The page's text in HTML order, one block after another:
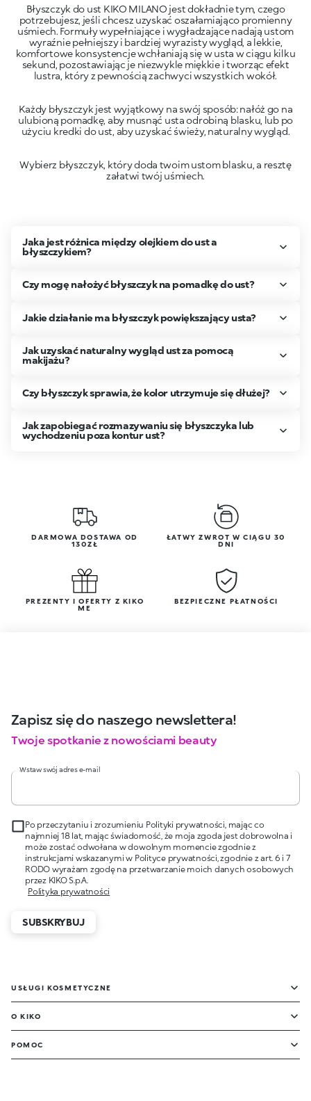
Błyszczyk do ust KIKO MILANO jest dokładnie tym, czego
potrzebujesz, jeśli chcesz uzyskać oszałamiająco promienny
uśmiech. Formuły wypełniające i wygładzające nadają ustom
wyraźnie pełniejszy i bardziej wyrazisty wygląd, a lekkie,
komfortowe konsystencje wchłaniają się w usta w ciągu kilku
sekund, pozostawiając je niezwykle miękkie i tworząc efekt
Każdy błyszczyk jest wyjątkowy na swój sposób: nałóż go na
ulubioną pomadkę, aby musnąć usta odrobiną blasku, lub po
Wybierz błyszczyk, który doda twoim ustom blasku, a resztę
załatwi twój uśmiech.
Jaka jest różnica między olejkiem do ust a
błyszczykiem?
Czy mogę nałożyć błyszczyk na pomadkę do ust?
Jakie działanie ma błyszczyk powiększający usta?
Jak uzyskać naturalny wygląd ust za pomocą
makijażu?
Czy błyszczyk sprawia, że kolor utrzymuje się dłużej?
Jak zapobiegać rozmazywaniu się błyszczyka lub
wychodzeniu poza kontur ust?
DARMOWA DOSTAWA OD
130ZŁ
ŁATWY ZWROT W CIĄGU 30
DNI
PREZENTY I OFERTY Z KIKO
ME
BEZPIECZNE PŁATNOŚCI
Zapisz się do naszego newslettera!
Twoje spotkanie z nowościami beauty
Wstaw swój adres e-mail
Po przeczytaniu i zrozumieniu Polityki prywatności, mając co
najmniej 18 lat, mając świadomość, że moja zgoda jest dobrowolna i
może zostać odwołana w dowolnym momencie zgodnie z
instrukcjami wskazanymi w Polityce prywatności, zgodnie z art. 6 i 7
RODO wyrażam zgodę na przetwarzanie moich danych osobowych
przez KIKO S.p.A.
Polityka prywatności
SUBSKRYBUJ
USŁUGI KOSMETYCZNE
O KIKO
POMOC